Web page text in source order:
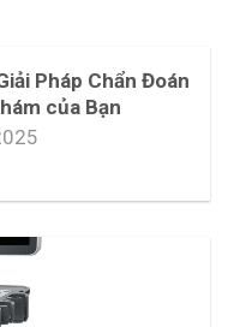
Pháp Chẩn Đoán
của Bạn